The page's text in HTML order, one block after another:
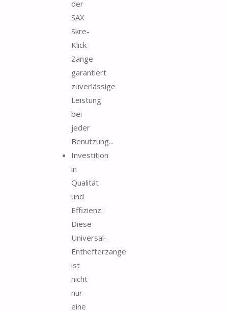
der
SAX
Skre-
Klick
Zange
garantiert
zuverlässige
Leistung
bei
jeder
Benutzung...
Investition
in
Qualität
und
Effizienz:
Diese
Universal-
Enthefterzange
ist
nicht
nur
eine